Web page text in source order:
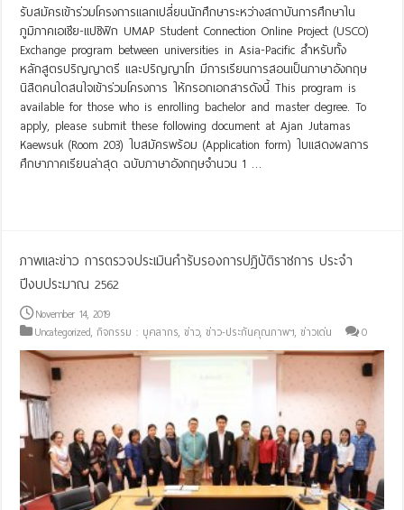
รับสมัครเข้าร่วมโครงการแลกเปลี่ยนนักศึกษาระหว่างสถาบันการศึกษาใน
ภูมิภาคเอเชีย-แปซิฟิก UMAP Student Connection Online Project (USCO)
Exchange program between universities in Asia-Pacific สำหรับทั้ง
หลักสูตรปริญญาตรี และปริญญาโท มีการเรียนการสอนเป็นภาษาอังกฤษ
นิสิตคนใดสนใจเข้าร่วมโครงการ ให้กรอกเอกสารดังนี้ This program is
available for those who is enrolling bachelor and master degree. To
apply, please submit these following document at Ajan Jutamas
Kaewsuk (Room 203) ใบสมัครพร้อม (Application form) ใบแสดงผลการ
ศึกษาภาคเรียนล่าสุด ฉบับภาษาอังกฤษจำนวน 1 …
ภาพและข่าว การตรวจประเมินคำรับรองการปฏิบัติราชการ ประจำ
ปีงบประมาณ 2562
November 14, 2019
Uncategorized,กิจกรรม : บุคลากร,ข่าว,ข่าว-ประกันคุณภาพฯ,ข่าวเด่น 0